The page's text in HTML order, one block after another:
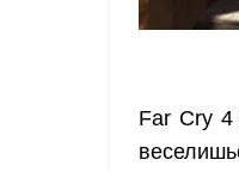
Far Cry 4